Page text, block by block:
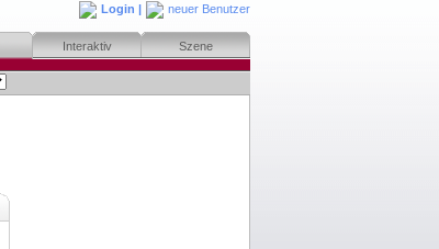
Login | neuer Benutzer
Interaktiv Szene